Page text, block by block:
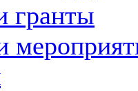
гранты